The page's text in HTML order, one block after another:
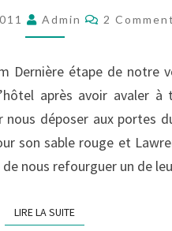
–
5
–
LE
DÉSERT
DU
RUM
Admin 2
Dernière étape de notre
après avoir avaler
déposer aux portes
son sable rouge et
nous refourguer un de
LIRE LA SUITELIRE LA SUITE